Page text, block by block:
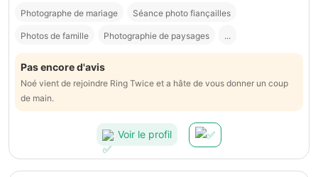
Photographe de mariage Séance photo fiançailles
Photos de famille Photographie de paysages ...
Pas encore d'avis
Noé vient de rejoindre Ring Twice et a hâte de vous donner un coup
de main.
Voir le profil